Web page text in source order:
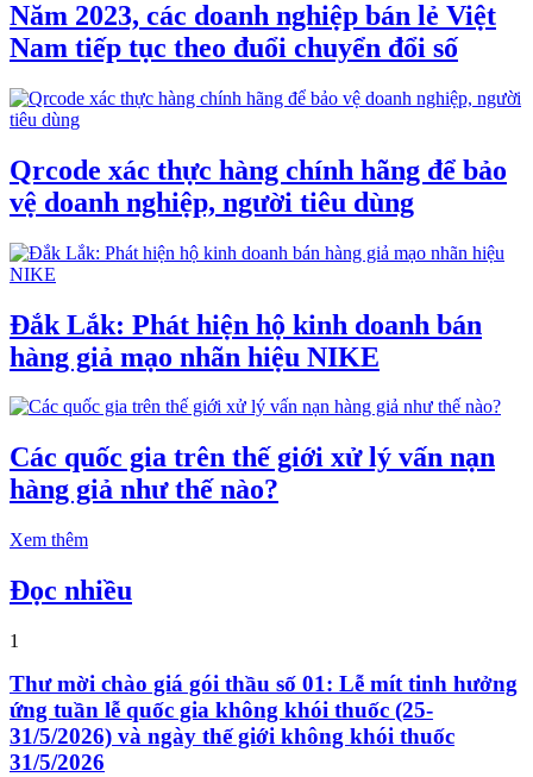
Năm 2023, các doanh nghiệp bán lẻ Việt
Nam tiếp tục theo đuổi chuyển đổi số
Qrcode xác thực hàng chính hãng để bảo
vệ doanh nghiệp, người tiêu dùng
Đắk Lắk: Phát hiện hộ kinh doanh bán
hàng giả mạo nhãn hiệu NIKE
Các quốc gia trên thế giới xử lý vấn nạn
hàng giả như thế nào?
Xem thêm
Đọc nhiều
1
Thư mời chào giá gói thầu số 01: Lễ mít tinh hưởng
ứng tuần lễ quốc gia không khói thuốc (25-
31/5/2026) và ngày thế giới không khói thuốc
31/5/2026